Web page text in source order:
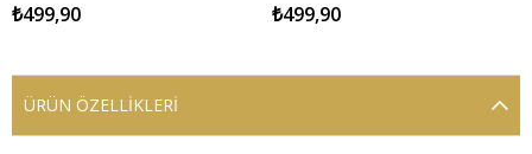
₺499,90 ₺499,90
ÜRÜN ÖZELLIKLERI